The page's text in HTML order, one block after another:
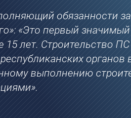
обязанности
«Это первый
15 лет. Строительство
выполнению